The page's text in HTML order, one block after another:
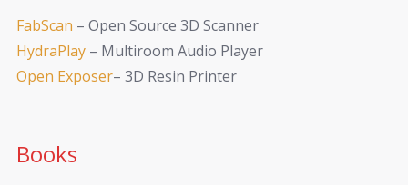
FabScan – Open Source 3D Scanner
HydraPlay – Multiroom Audio Player
Open Exposer– 3D Resin Printer
Books